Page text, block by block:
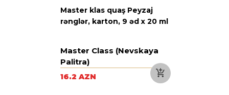
Master klas quaş Peyzaj
rənglər, karton, 9 əd х 20 ml
Master Class (Nevskaya
Palitra)
16.2 AZN